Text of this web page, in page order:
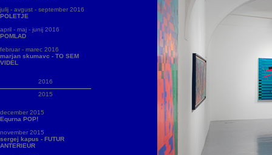
julij - avgust - september 2016
POLETJE
april - maj - junij 2016
POMLAD
februar - marec 2016
marjan skumavc - TO SEM
VIDEL
2016
2015
december 2015
Equrna POP!
november 2015
sergej kapus - FUTUR
ANTERIEUR